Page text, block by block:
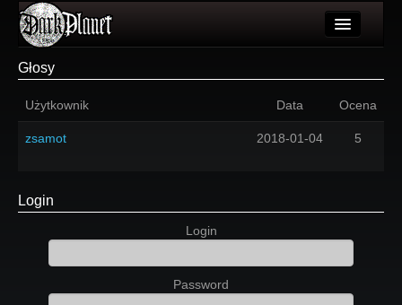
Wydarzenia
Login
Głosy
Użytkownik Data Ocena
zsamot 2018-01-04 5
Login
Login
Password